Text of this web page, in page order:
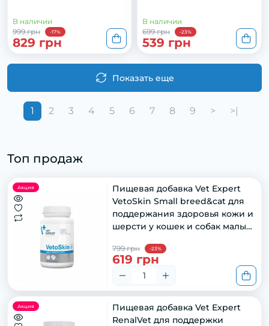
В наличии
999 грн
-17%
829 грн
В наличии
699 грн
-23%
539 грн
Показать еще
1 2 3 4 5 6 7 8 9 > >|
Топ продаж
Акция
Пищевая добавка Vet Expert
VetoSkin Small breed&cat для
поддержания здоровья кожи и
шерсти у кошек и собак малых
799 грн -23%
619 грн
Акция
Пищевая добавка Vet Expert
RenalVet для поддержки